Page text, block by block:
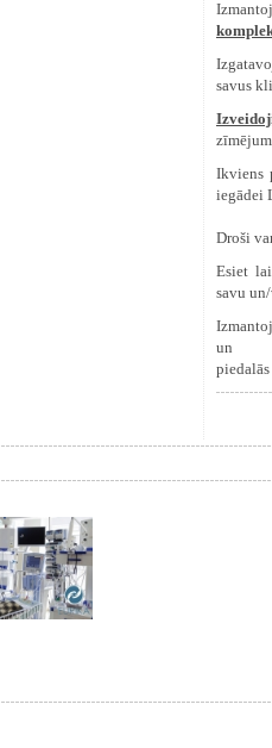
savus
Ikviens
iegādei
Droši
Esiet
savu
un
piedalās